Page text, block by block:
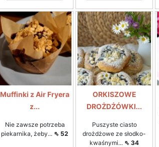
Muffinki z Air Fryera
z...
Nie zawsze potrzeba
piekarnika, żeby... ⇖ 52
ORKISZOWE
DROŻDŻÓWKI...
Puszyste ciasto
drożdżowe ze słodko-
kwaśnymi... ⇖ 34